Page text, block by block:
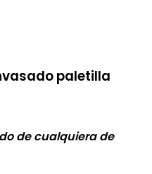
paletilla
de cualquiera de